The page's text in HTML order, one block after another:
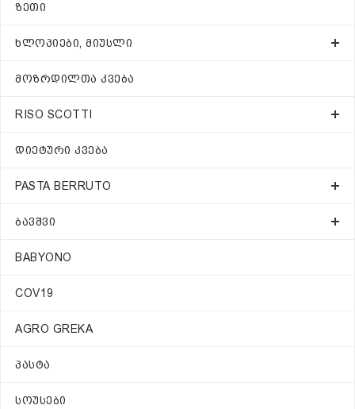
ᲖᲔᲗᲘ
ᲮᲚᲝᲞᲘᲔᲑᲘ, ᲛᲘᲣᲡᲚᲘ
ᲛᲝᲖᲠᲓᲘᲚᲗᲐ ᲙᲕᲔᲑᲐ
RISO SCOTTI
ᲓᲘᲔᲢᲣᲠᲘ ᲙᲕᲔᲑᲐ
PASTA BERRUTO
ᲑᲐᲕᲨᲕᲘ
BABYONO
COV19
AGRO GREKA
ᲞᲐᲡᲢᲐ
ᲡᲝᲣᲡᲔᲑᲘ